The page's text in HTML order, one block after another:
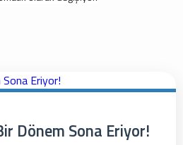
Dönem Sona Eriyor!